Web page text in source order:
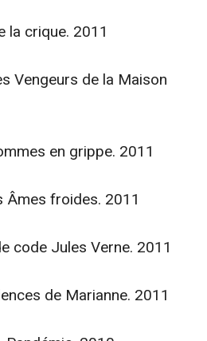
la crique. 2011
Vengeurs de la Maison
en grippe. 2011
Âmes froides. 2011
code Jules Verne. 2011
de Marianne. 2011